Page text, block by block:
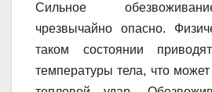
Сильное
чрезвычайно опасно.
таком состоянии
температуры тела, что